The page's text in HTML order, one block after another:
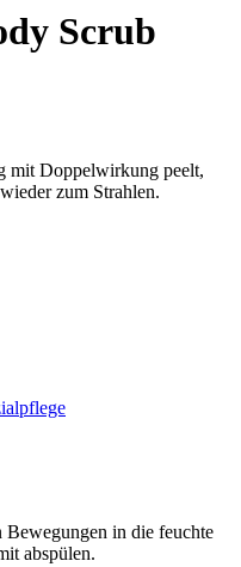
Scrub
mit Doppelwirkung peelt,
zum Strahlen.
in die feuchte
abspülen.